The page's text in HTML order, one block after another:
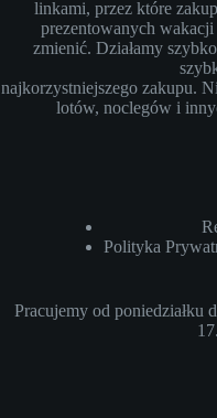
linkami, przez które
prezentowanych
zmienić. Działamy
najkorzystniejszego zakupu.
lotów, noclegów i
Polityka
Pracujemy od poniedziałku